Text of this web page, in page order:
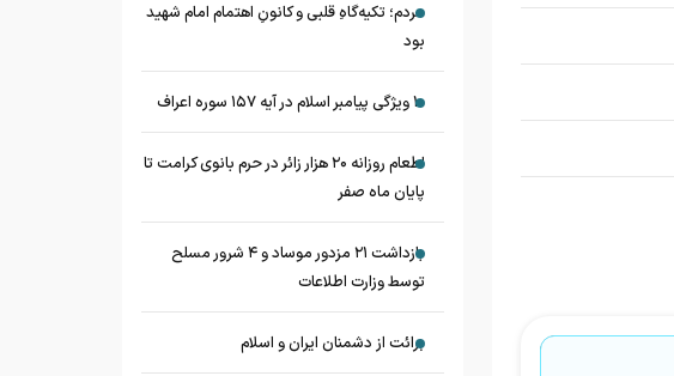
مردم؛ تکیه‌گاهِ قلبی و کانونِ اهتمام امام شهید
بود
۱۰ ویژگی پیامبر اسلام در آیه ۱۵۷ سوره اعراف
اطعام روزانه ۲۰ هزار زائر در حرم بانوی کرامت تا
پایان ماه صفر
بازداشت ۲۱ مزدور موساد و ۴ شرور مسلح
توسط وزارت اطلاعات
برائت از دشمنان ایران و اسلام